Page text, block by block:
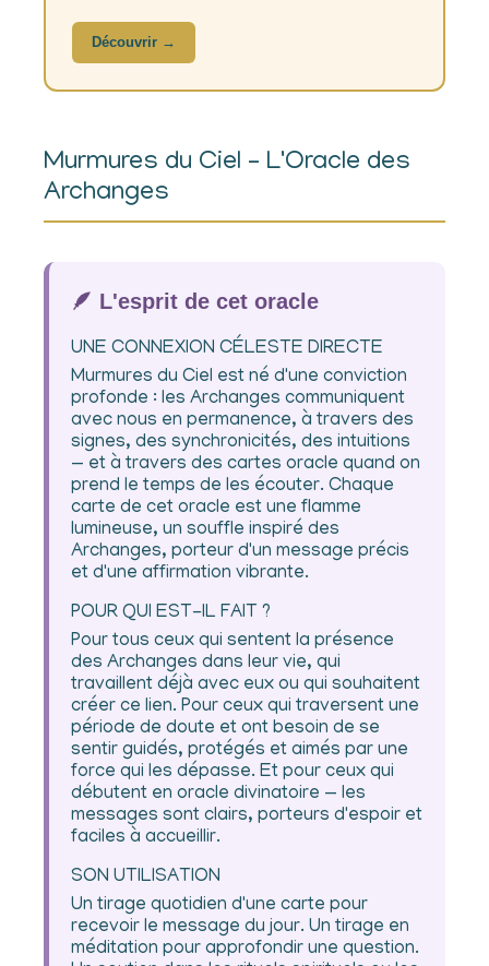
Découvrir →
Murmures du Ciel – L'Oracle des
Archanges
🪶 L'esprit de cet oracle
UNE CONNEXION CÉLESTE DIRECTE
Murmures du Ciel est né d'une conviction
profonde : les Archanges communiquent
avec nous en permanence, à travers des
signes, des synchronicités, des intuitions
— et à travers des cartes oracle quand on
prend le temps de les écouter. Chaque
carte de cet oracle est une flamme
lumineuse, un souffle inspiré des
Archanges, porteur d'un message précis
et d'une affirmation vibrante.
POUR QUI EST-IL FAIT ?
Pour tous ceux qui sentent la présence
des Archanges dans leur vie, qui
travaillent déjà avec eux ou qui souhaitent
créer ce lien. Pour ceux qui traversent une
période de doute et ont besoin de se
sentir guidés, protégés et aimés par une
force qui les dépasse. Et pour ceux qui
débutent en oracle divinatoire — les
messages sont clairs, porteurs d'espoir et
faciles à accueillir.
SON UTILISATION
Un tirage quotidien d'une carte pour
recevoir le message du jour. Un tirage en
méditation pour approfondir une question.